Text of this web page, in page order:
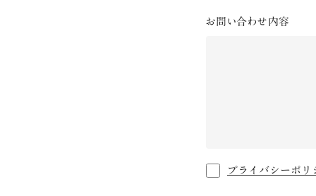
お問い合わせ内容
プライバシーポリ